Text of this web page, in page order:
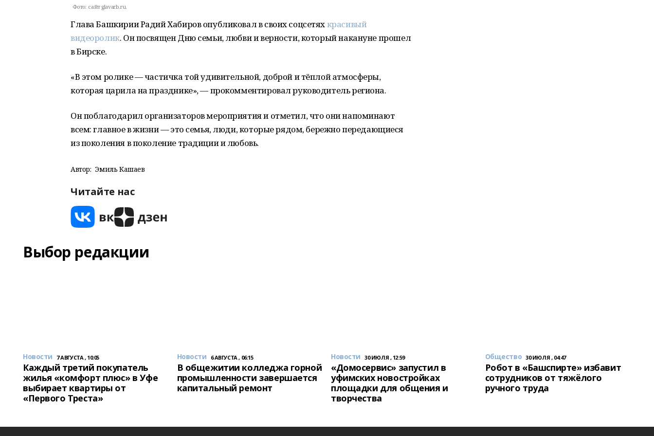
Фото: сайт glavarb.ru.
Глава Башкирии Радий Хабиров опубликовал в своих соцсетяхкрасивый
видеоролик. Он посвящен Дню семьи, любви и верности, который накануне прошел
в Бирске.
«В этом ролике — частичка той удивительной, доброй и тёплой атмосферы,
которая царила на празднике», — прокомментировал руководитель региона.
Он поблагодарил организаторов мероприятия и отметил, что они напоминают
всем: главное в жизни — это семья, люди, которые рядом, бережно передающиеся
из поколения в поколение традиции и любовь.
Автор: Эмиль Кашаев
Читайте нас
Выбор редакции
Новости 7 АВГУСТА , 10:05
Каждый третий покупатель
жилья «комфорт плюс» в Уфе
выбирает квартиры от
«Первого Треста»
Новости 6 АВГУСТА , 06:15
В общежитии колледжа горной
промышленности завершается
капитальный ремонт
Новости 30 ИЮЛЯ , 12:59
«Домосервис» запустил в
уфимских новостройках
площадки для общения и
творчества
Общество 30 ИЮЛЯ , 04:47
Робот в «Башспирте» избавит
сотрудников от тяжёлого
ручного труда